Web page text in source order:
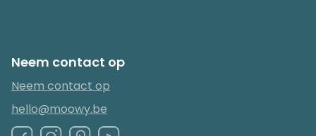
Neem contact op
Neem contact op
hello@moowy.be